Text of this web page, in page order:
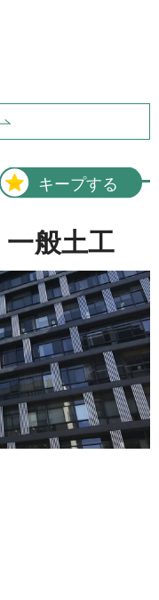
キープする
一般土工